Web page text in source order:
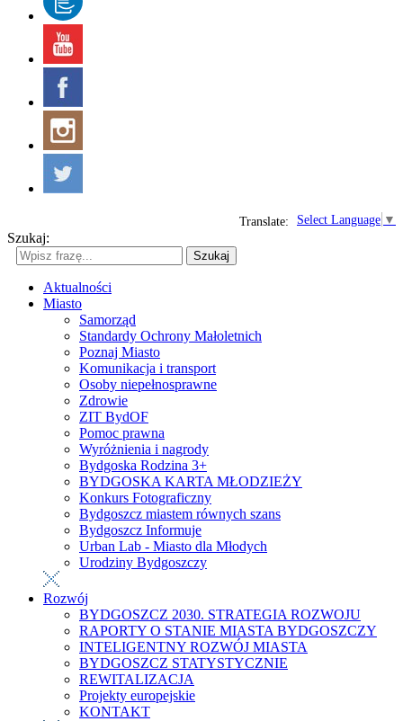
Select Language ▼
Translate:
Szukaj:
Szukaj
Aktualności
Miasto
Samorząd
Standardy Ochrony Małoletnich
Poznaj Miasto
Komunikacja i transport
Osoby niepełnosprawne
Zdrowie
ZIT BydOF
Pomoc prawna
Wyróżnienia i nagrody
Bydgoska Rodzina 3+
BYDGOSKA KARTA MŁODZIEŻY
Konkurs Fotograficzny
Bydgoszcz miastem równych szans
Bydgoszcz Informuje
Urban Lab - Miasto dla Młodych
Urodziny Bydgoszczy
Rozwój
BYDGOSZCZ 2030. STRATEGIA ROZWOJU
RAPORTY O STANIE MIASTA BYDGOSZCZY
INTELIGENTNY ROZWÓJ MIASTA
BYDGOSZCZ STATYSTYCZNIE
REWITALIZACJA
Projekty europejskie
KONTAKT